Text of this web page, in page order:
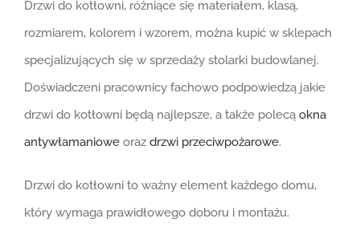
Drzwi do kotłowni, różniące się materiałem, klasą,
rozmiarem, kolorem i wzorem, można kupić w sklepach
specjalizujących się w sprzedaży stolarki budowlanej.
Doświadczeni pracownicy fachowo podpowiedzą jakie
drzwi do kotłowni będą najlepsze, a także polecą okna
antywłamaniowe oraz drzwi przeciwpożarowe.
Drzwi do kotłowni to ważny element każdego domu,
który wymaga prawidłowego doboru i montażu.